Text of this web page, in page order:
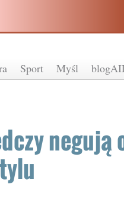
Sport Myśl
negują